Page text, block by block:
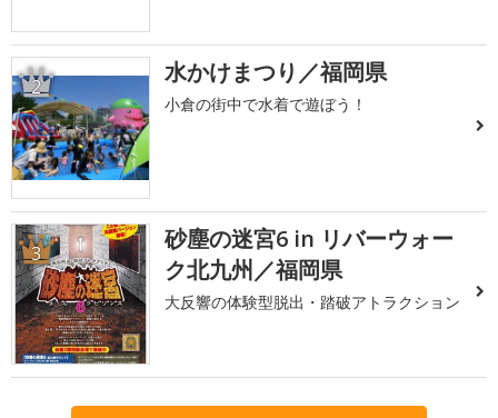
2 水かけまつり／福岡県
小倉の街中で水着で遊ぼう！
3
砂塵の迷宮6 in リバーウォー
ク北九州／福岡県
大反響の体験型脱出・踏破アトラクション